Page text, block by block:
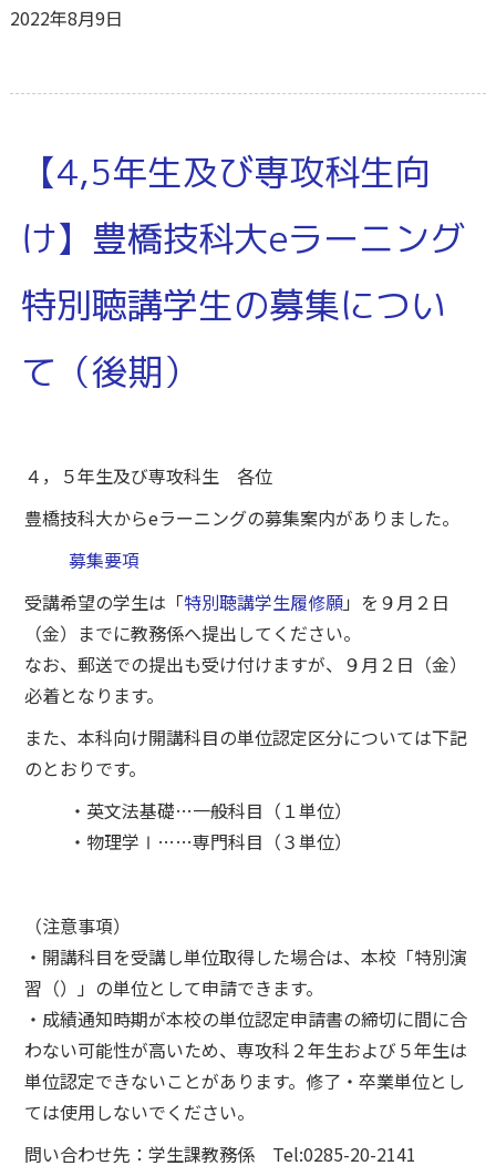
2022年8月9日
【4,5年生及び専攻科生向
け】豊橋技科大eラーニング
特別聴講学生の募集につい
て（後期）
４，５年生及び専攻科生 各位
豊橋技科大からeラーニングの募集案内がありました。
募集要項
受講希望の学生は「特別聴講学生履修願」を９月２日
（金）までに教務係へ提出してください。
なお、郵送での提出も受け付けますが、９月２日（金）
必着となります。
また、本科向け開講科目の単位認定区分については下記
のとおりです。
・英文法基礎…一般科目（１単位）
・物理学Ⅰ……専門科目（３単位）
（注意事項）
・開講科目を受講し単位取得した場合は、本校「特別演
習（）」の単位として申請できます。
・成績通知時期が本校の単位認定申請書の締切に間に合
わない可能性が高いため、専攻科２年生および５年生は
単位認定できないことがあります。修了・卒業単位とし
ては使用しないでください。
問い合わせ先：学生課教務係 Tel:0285-20-2141